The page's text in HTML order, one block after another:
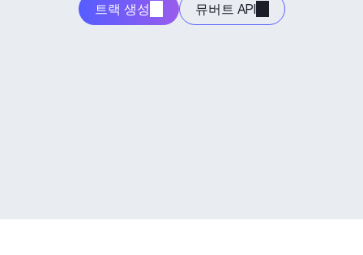
트랙 생성 뮤버트 API